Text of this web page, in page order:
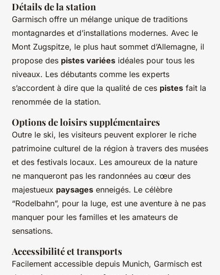
Détails de la station
Garmisch offre un mélange unique de traditions
montagnardes et d’installations modernes. Avec le
Mont Zugspitze, le plus haut sommet d’Allemagne, il
propose des pistes variées idéales pour tous les
niveaux. Les débutants comme les experts
s’accordent à dire que la qualité de ces pistes fait la
renommée de la station.
Options de loisirs supplémentaires
Outre le ski, les visiteurs peuvent explorer le riche
patrimoine culturel de la région à travers des musées
et des festivals locaux. Les amoureux de la nature
ne manqueront pas les randonnées au cœur des
majestueux paysages enneigés. Le célèbre
“Rodelbahn”, pour la luge, est une aventure à ne pas
manquer pour les familles et les amateurs de
sensations.
Accessibilité et transports
Facilement accessible depuis Munich, Garmisch est